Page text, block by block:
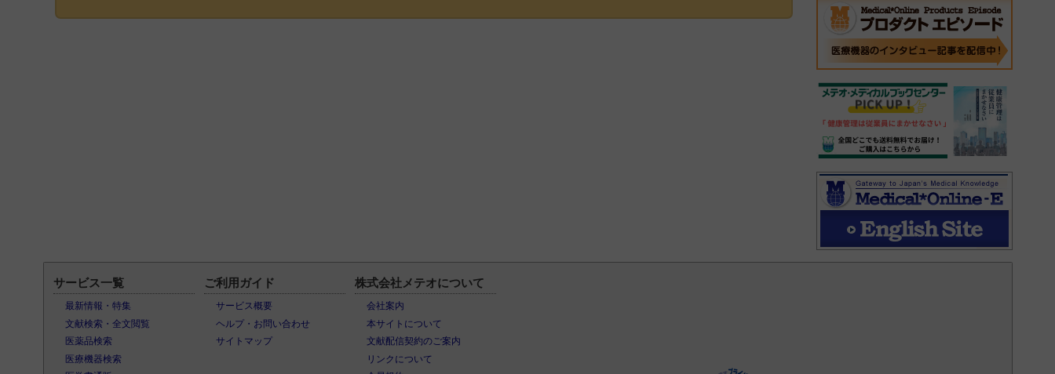
サービス一覧
最新情報・特集
文献検索・全文閲覧
医薬品検索
医療機器検索
ご利用ガイド
サービス概要
ヘルプ・お問い合わせ
サイトマップ
株式会社メテオについて
会社案内
本サイトについて
文献配信契約のご案内
リンクについて